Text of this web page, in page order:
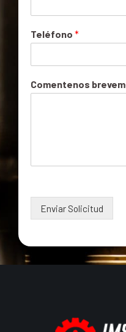
Teléfono *
Comentenos
Enviar Solicitud